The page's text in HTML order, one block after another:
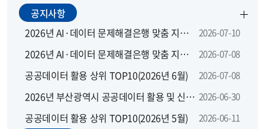
공지사항
2026년 AI·데이터 문제해결은행 맞춤 지원 모집 공고
2026-07-10
2026년 AI·데이터 문제해결은행 맞춤 지원사업 지역별 설명회 2026-07-08
공공데이터 활용 상위 TOP10(2026년 6월) 2026-07-08
2026년 부산광역시 공공데이터 활용 및 신규 개방 수요 설문조사 2026-06-30
공공데이터 활용 상위 TOP10(2026년 5월) 2026-06-11